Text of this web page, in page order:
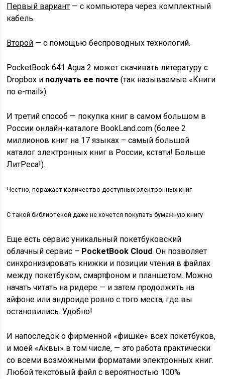
Первый вариант — с компьютера через комплектный
кабель.
Второй — с помощью беспроводных технологий.
PocketBook 641 Aqua 2 может скачивать литературу с
Dropbox и получать ее почте (так называемые «Книги
по e-mail»).
И третий способ — покупка книг в самом большом в
России онлайн-каталоге BookLand.com (более 2
миллионов книг на 17 языках – самый большой
каталог электронных книг в России, кстати! Больше
ЛитРеса!).
Честно, поражает количество доступных электронных книг
С такой библиотекой даже не хочется покупать бумажную книгу
Еще есть сервис уникальный покетбуковский
облачный сервис – PocketBook Cloud. Он позволяет
синхронизировать книжки и позиции чтения в файлах
между покетбуком, смартфоном и планшетом. Можно
начать читать на ридере — и затем продолжить на
айфоне или андроиде ровно с того места, где вы
остановились. Удобно!
И напоследок о фирменной «фишке» всех покетбуков,
и моей «Аквы» в том числе, — это работа практически
со всеми возможными форматами электронных книг.
Любой текстовый файл с вероятностью 100%